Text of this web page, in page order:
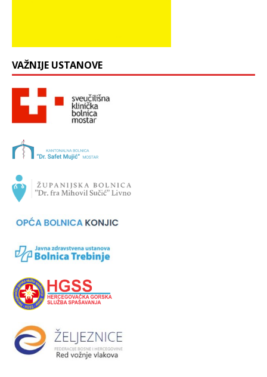
VAŽNIJE USTANOVE